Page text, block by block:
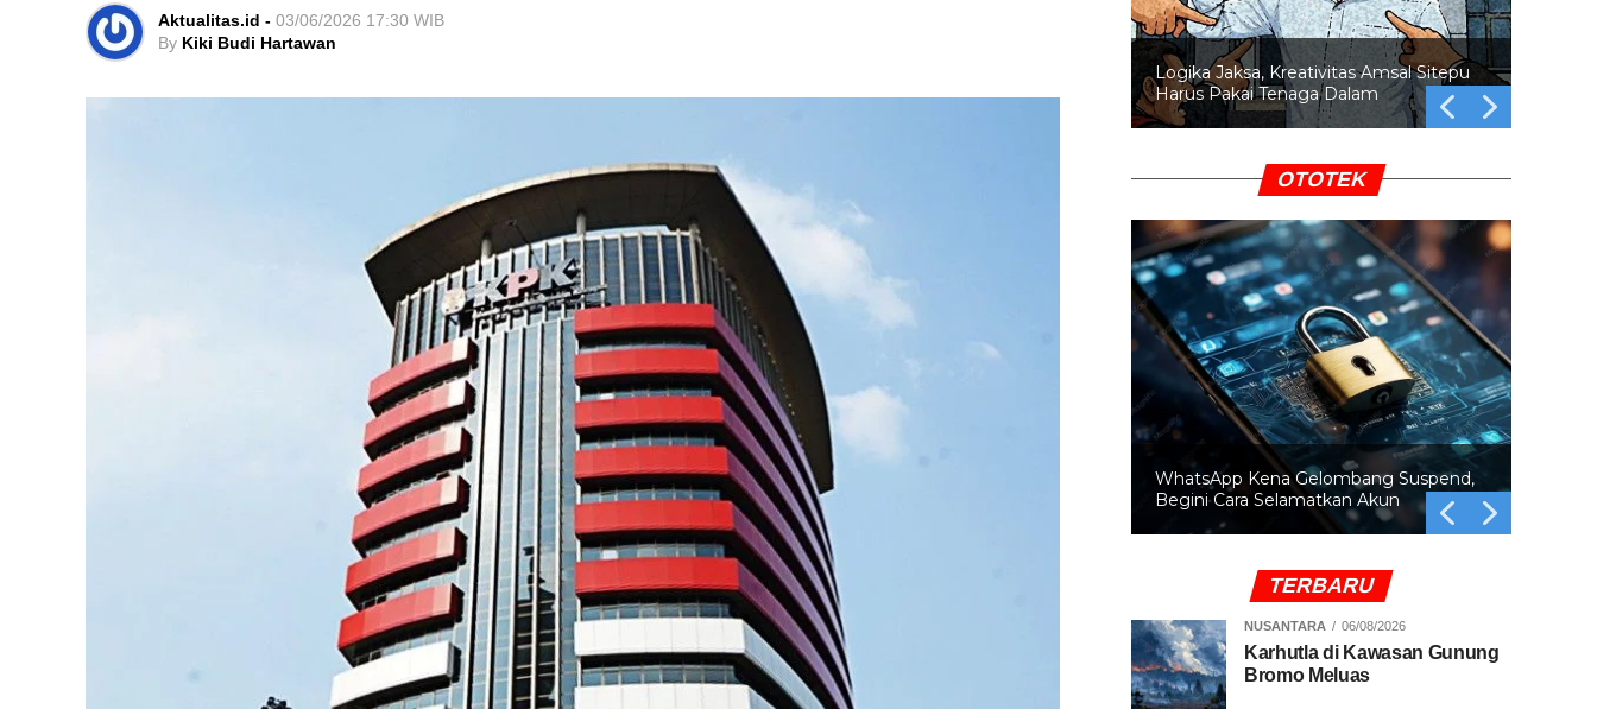
Aktualitas.id - 03/06/2026 17:30 WIB
By Kiki Budi Hartawan
Swafoto di Lokasi Bencana: Empati
atau Pamer?
OTOTEK
BRIN Ingatkan Orbit Bumi Makin Padat
Ancaman Tabrakan Satelit Mengintai
TERBARU
NUSANTARA 06/08/2026
Karhutla di Kawasan Gunung
Bromo Meluas